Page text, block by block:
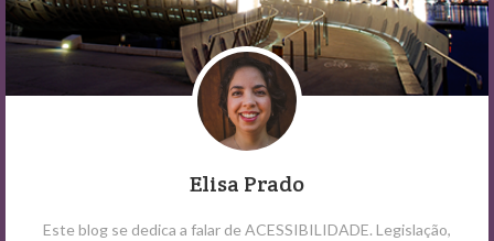
Elisa Prado
Este blog se dedica a falar de ACESSIBILIDADE. Legislação,